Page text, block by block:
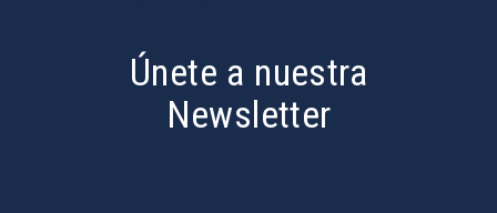
Únete a nuestra
Newsletter